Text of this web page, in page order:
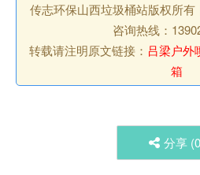
传志环保山西垃圾桶站版权所有
咨询热线：
转载请注明原文链接： 吕梁户外
箱
分享 (0